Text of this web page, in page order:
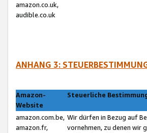
amazon.co.uk,
audible.co.uk
ANHANG 3:
Amazon-
Website
Steuerliche
amazon.com.be,
amazon.fr,
Wir dürfen in Bezug auf
vornehmen, zu denen wir